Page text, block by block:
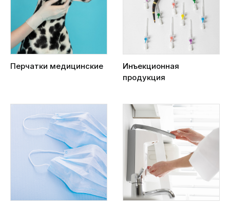
Перчатки медицинские
Инъекционная
продукция